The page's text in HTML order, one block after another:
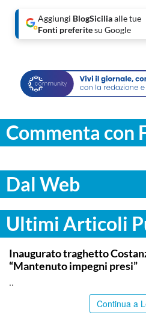
Aggiungi BlogSiciliaalle tue
Fonti preferitesu Google
Commenta con
Dal Web
Ultimi Articoli
ITALPRESS
Inaugurato traghetto
“Mantenuto impegni presi”
..
Continua a